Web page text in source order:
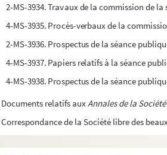
2-MS-3934. Travaux de la commission de la
4-MS-3935. Procès-verbaux de la
2-MS-3936. Prospectus de la séance
4-MS-3937. Papiers relatifs à la séance
4-MS-3938. Prospectus de la séance
Documents relatifs auxAnnales de la
Correspondance de la Société libre des